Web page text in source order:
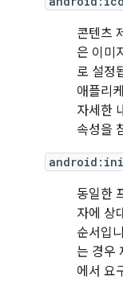
콘텐츠
은 이미
로 설정
애플리
자세한
속성을
동일한
자에 상
순서입
는 경우
에서 요